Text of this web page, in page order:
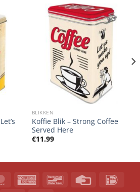
BLIKKEN
Koffie Blik – Strong Coffee
Served Here
€11.99